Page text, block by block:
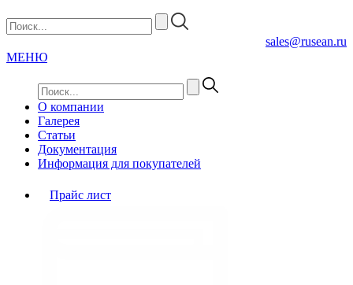
sales@rusean.ru
МЕНЮ
О компании
Галерея
Статьи
Документация
Информация для покупателей
Прайс лист